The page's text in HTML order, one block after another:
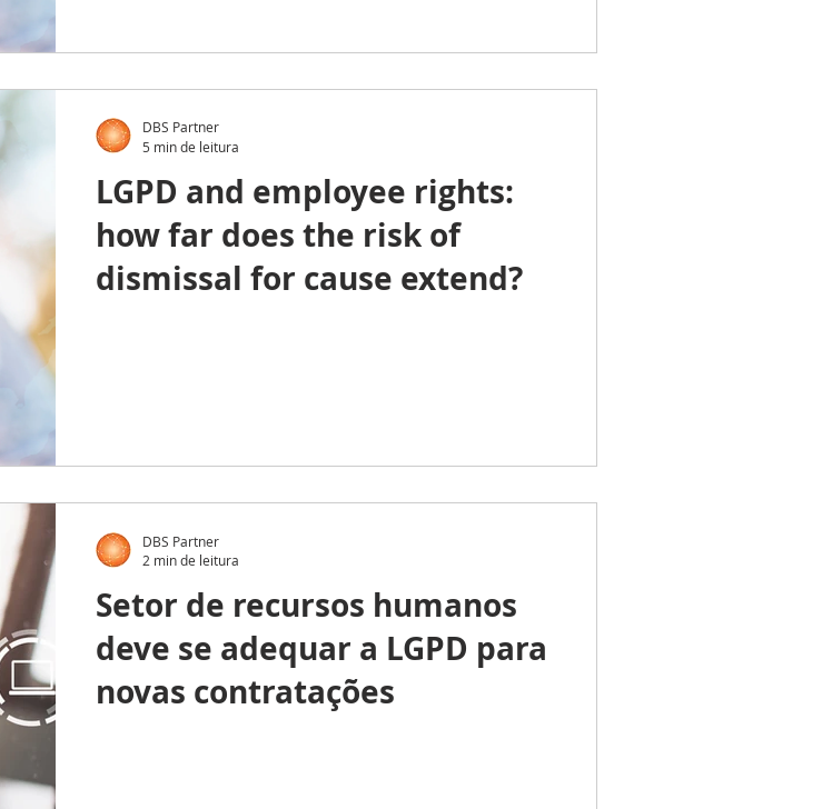
LGPD and employee rights:
how far does the risk of
dismissal for cause extend?
DBS Partner
5 min de leitura
Setor de recursos humanos
deve se adequar a LGPD para
novas contratações
DBS Partner
2 min de leitura